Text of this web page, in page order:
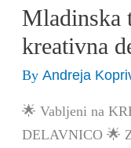
Mladinska
kreativna
ByAndreja
🌟 Vabljeni na
DELAVNICO 🌟
Mladinska
točka
Kamen:
kreativna
delavnica